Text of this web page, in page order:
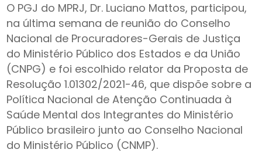
O PGJ do MPRJ, Dr. Luciano Mattos, participou,
na última semana de reunião do Conselho
Nacional de Procuradores-Gerais de Justiça
do Ministério Público dos Estados e da União
(CNPG) e foi escolhido relator da Proposta de
Resolução 1.01302/2021-46, que dispõe sobre a
Política Nacional de Atenção Continuada à
Saúde Mental dos Integrantes do Ministério
Público brasileiro junto ao Conselho Nacional
do Ministério Público (CNMP).